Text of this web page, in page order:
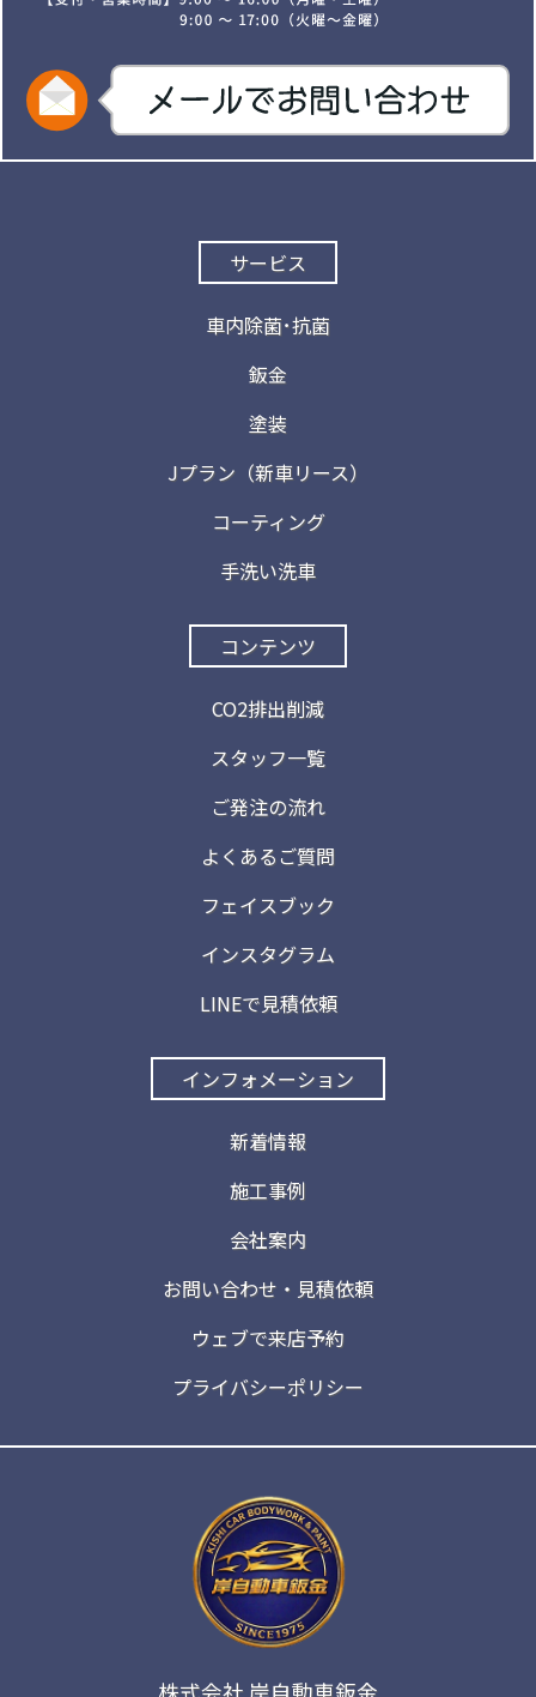
サービス
車内除菌･抗菌
鈑金
塗装
Jプラン（新車リース）
コーティング
手洗い洗車
コンテンツ
CO2排出削減
スタッフ一覧
ご発注の流れ
よくあるご質問
フェイスブック
インスタグラム
LINEで見積依頼
インフォメーション
新着情報
施工事例
会社案内
お問い合わせ・見積依頼
ウェブで来店予約
プライバシーポリシー